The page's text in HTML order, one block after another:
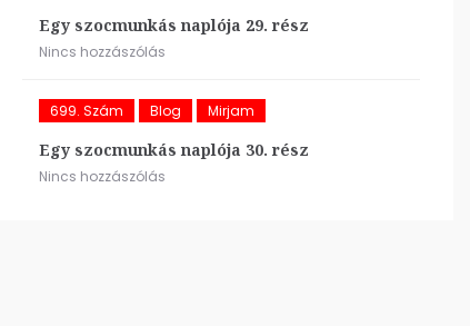
Egy szocmunkás naplója 29. rész
Nincs hozzászólás
699. Szám Blog Mirjam
Egy szocmunkás naplója 30. rész
Nincs hozzászólás